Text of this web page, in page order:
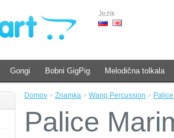
Jezik
Gongi Bobni GigPig Melodična tolkala
Domov > Znamka > Wang Percussion >
Palice